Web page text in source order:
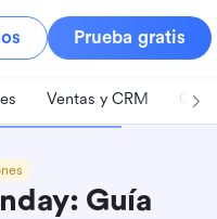
Prueba gratis
Ventas y CRM
Guía